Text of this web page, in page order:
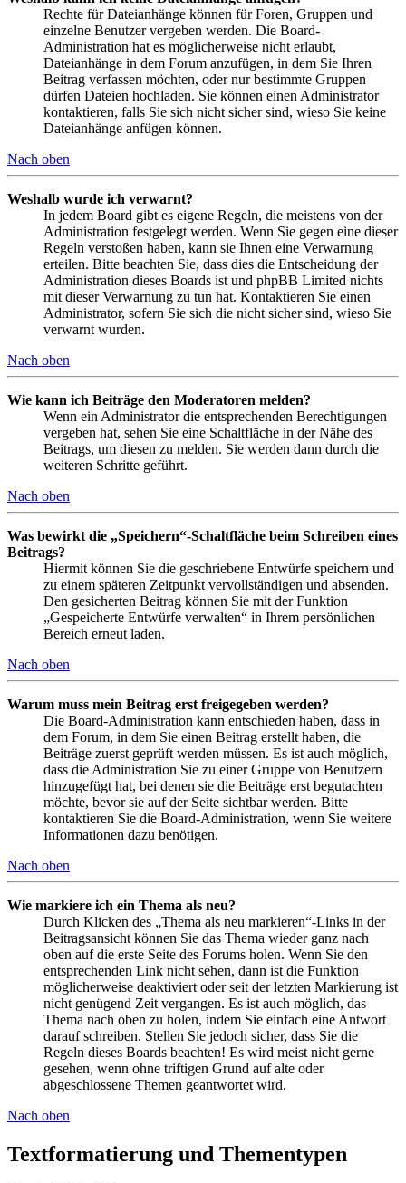
Rechte für Dateianhänge können für Foren, Gruppen und
einzelne Benutzer vergeben werden. Die Board-
Administration hat es möglicherweise nicht erlaubt,
Dateianhänge in dem Forum anzufügen, in dem Sie Ihren
Beitrag verfassen möchten, oder nur bestimmte Gruppen
dürfen Dateien hochladen. Sie können einen Administrator
kontaktieren, falls Sie sich nicht sicher sind, wieso Sie keine
Dateianhänge anfügen können.
Nach oben
Weshalb wurde ich verwarnt?
In jedem Board gibt es eigene Regeln, die meistens von der
Administration festgelegt werden. Wenn Sie gegen eine dieser
Regeln verstoßen haben, kann sie Ihnen eine Verwarnung
erteilen. Bitte beachten Sie, dass dies die Entscheidung der
Administration dieses Boards ist und phpBB Limited nichts
mit dieser Verwarnung zu tun hat. Kontaktieren Sie einen
Administrator, sofern Sie sich die nicht sicher sind, wieso Sie
verwarnt wurden.
Nach oben
Wie kann ich Beiträge den Moderatoren melden?
Wenn ein Administrator die entsprechenden Berechtigungen
vergeben hat, sehen Sie eine Schaltfläche in der Nähe des
Beitrags, um diesen zu melden. Sie werden dann durch die
weiteren Schritte geführt.
Nach oben
Was bewirkt die „Speichern“-Schaltfläche beim Schreiben eines
Beitrags?
Hiermit können Sie die geschriebene Entwürfe speichern und
zu einem späteren Zeitpunkt vervollständigen und absenden.
Den gesicherten Beitrag können Sie mit der Funktion
„Gespeicherte Entwürfe verwalten“ in Ihrem persönlichen
Bereich erneut laden.
Nach oben
Warum muss mein Beitrag erst freigegeben werden?
Die Board-Administration kann entschieden haben, dass in
dem Forum, in dem Sie einen Beitrag erstellt haben, die
Beiträge zuerst geprüft werden müssen. Es ist auch möglich,
dass die Administration Sie zu einer Gruppe von Benutzern
hinzugefügt hat, bei denen sie die Beiträge erst begutachten
möchte, bevor sie auf der Seite sichtbar werden. Bitte
kontaktieren Sie die Board-Administration, wenn Sie weitere
Informationen dazu benötigen.
Nach oben
Wie markiere ich ein Thema als neu?
Durch Klicken des „Thema als neu markieren“-Links in der
Beitragsansicht können Sie das Thema wieder ganz nach
oben auf die erste Seite des Forums holen. Wenn Sie den
entsprechenden Link nicht sehen, dann ist die Funktion
möglicherweise deaktiviert oder seit der letzten Markierung ist
nicht genügend Zeit vergangen. Es ist auch möglich, das
Thema nach oben zu holen, indem Sie einfach eine Antwort
darauf schreiben. Stellen Sie jedoch sicher, dass Sie die
Regeln dieses Boards beachten! Es wird meist nicht gerne
gesehen, wenn ohne triftigen Grund auf alte oder
abgeschlossene Themen geantwortet wird.
Nach oben
Textformatierung und Thementypen